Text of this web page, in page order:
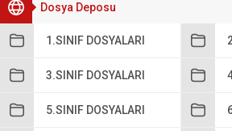
Dosya Deposu
1.SINIF DOSYALARI
3.SINIF DOSYALARI
5.SINIF DOSYALARI